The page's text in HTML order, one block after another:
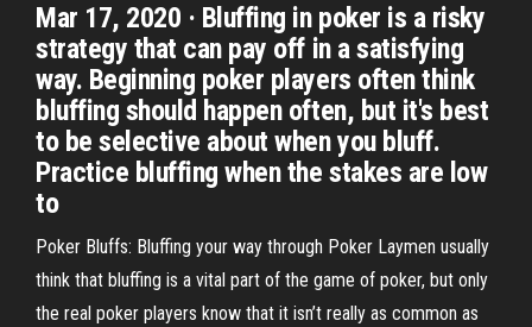
Mar 17, 2020 · Bluffing in poker is a risky
strategy that can pay off in a satisfying
way. Beginning poker players often think
bluffing should happen often, but it's best
to be selective about when you bluff.
Practice bluffing when the stakes are low
to
Poker Bluffs: Bluffing your way through Poker Laymen usually
think that bluffing is a vital part of the game of poker, but only
the real poker players know that it isn’t really as common as